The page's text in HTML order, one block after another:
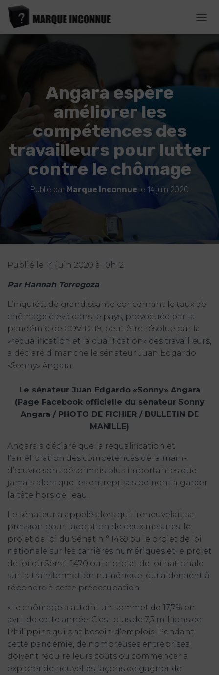
É
G
A
I
Angara espère
améliorer les
compétences des
travailleurs pour lutter
contre le chômage
Publié par Marque Inconnue le 14 juin 2020
Publié le 14 juin 2020 à 10h12
Par Hannah Torregoza
L’inquiétude grandissante concernant le taux de
chômage élevé dans le pays, provoquée par la
pandémie de COVID-19, peut être résolue par la
«requalification et la qualification» des travailleurs,
a déclaré dimanche le sénateur Juan Edgardo
«Sonny» Angara.
Le sénateur Juan Edgardo «Sonny» Angara
(Page Facebook officielle du sénateur Sonny
Angara / PHOTO DE FICHIER / BULLETIN DE
MANILLE)
Angara a déclaré que la requalification et
l’amélioration des compétences de la main-
d’œuvre sont désormais plus importantes que
jamais alors que les entreprises peinent à garder
la tête hors de l’eau.
Le sénateur a appelé alors qu’il renouvelait sa
pression pour l’adoption de deux mesures: le
projet de loi du Sénat n ° 1469 ou le projet de loi
nationale sur les carrières numériques et le projet
de loi du Sénat 1470 ou le projet de loi nationale
sur la transformation numérique, qui aideraient à
répondre à cette préoccupation.
«Le chômage a atteint un sommet de 17,7% en
avril de cette année. C’est plus de 7,3 millions de
Philippins qui ont besoin d’emplois. Pendant
cette pandémie, de nombreuses entreprises
doivent réduire leurs coûts ou commencer à
explorer de nouvelles façons de gagner de